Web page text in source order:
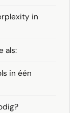
in
als:
in één